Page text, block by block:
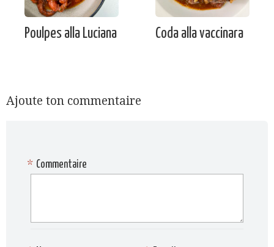
Poulpes alla Luciana Coda alla vaccinara
Ajoute ton commentaire
Commentaire
*